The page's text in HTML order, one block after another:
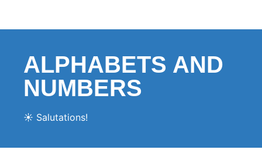
ALPHABETS AND
NUMBERS
☀️ Salutations!